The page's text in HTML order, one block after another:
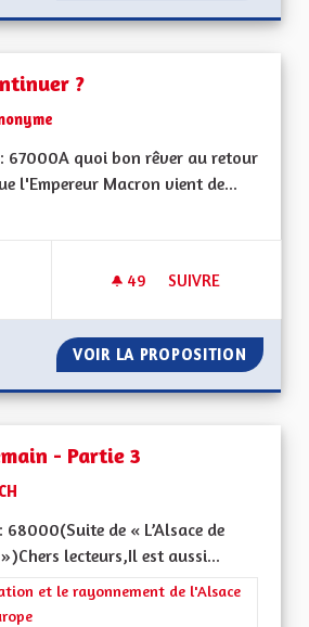
?
67000A quoi bon rêver au retour
l'Empereur Macron vient de...
de la catégorie : Autres
49 49 ABONNÉS
SUIVRE
VOIR LA PROPOSITION A
- Partie 3
de « L’Alsace de
lecteurs,Il est aussi...
de la catégorie : La Culture, l'Education et
et le rayonnement de l'Alsace